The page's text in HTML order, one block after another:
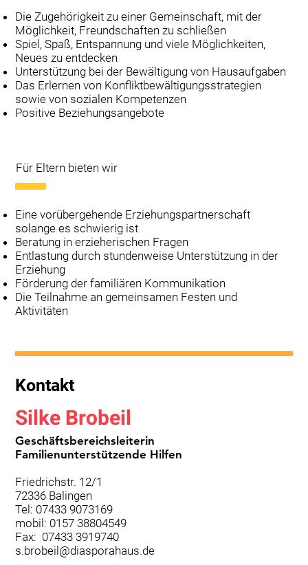
Die Zugehörigkeit zu einer Gemeinschaft, mit der
Möglichkeit, Freundschaften zu schließen
Spiel, Spaß, Entspannung und viele Möglichkeiten,
Neues zu entdecken
Unterstützung bei der Bewältigung von Hausaufgaben
Das Erlernen von Konfliktbewältigungsstrategien
sowie von sozialen Kompetenzen
Positive Beziehungsangebote
Für Eltern bieten wir
Eine vorübergehende Erziehungspartnerschaft
solange es schwierig ist
Beratung in erzieherischen Fragen
Entlastung durch stundenweise Unterstützung in der
Erziehung
Förderung der familiären Kommunikation
Die Teilnahme an gemeinsamen Festen und
Aktivitäten
Kontakt
Silke Brobeil
Geschäftsbereichsleiterin
Familienunterstützende Hilfen
Friedrichstr. 12/1
72336 Balingen
Tel: 07433 9073169
mobil: 0157 38804549
Fax: 07433 3919740
s.brobeil@diasporahaus.de